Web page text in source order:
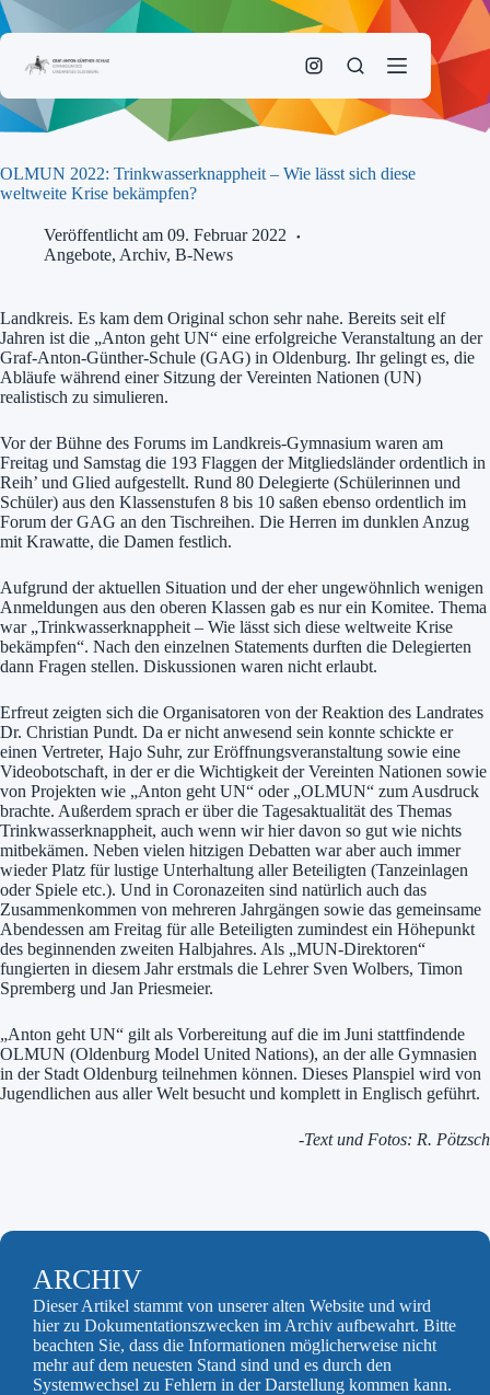
Zum
Inhalt
OLMUN 2022: Trinkwasserknappheit – Wie lässt sich diese
weltweite Krise bekämpfen?
Veröffentlicht am 09. Februar 2022
Angebote, Archiv, B-News
Landkreis. Es kam dem Original schon sehr nahe. Bereits seit elf
Jahren ist die „Anton geht UN“ eine erfolgreiche Veranstaltung an der
Graf-Anton-Günther-Schule (GAG) in Oldenburg. Ihr gelingt es, die
Abläufe während einer Sitzung der Vereinten Nationen (UN)
realistisch zu simulieren.
Vor der Bühne des Forums im Landkreis-Gymnasium waren am
Freitag und Samstag die 193 Flaggen der Mitgliedsländer ordentlich in
Reih’ und Glied aufgestellt. Rund 80 Delegierte (Schülerinnen und
Schüler) aus den Klassenstufen 8 bis 10 saßen ebenso ordentlich im
Forum der GAG an den Tischreihen. Die Herren im dunklen Anzug
mit Krawatte, die Damen festlich.
Aufgrund der aktuellen Situation und der eher ungewöhnlich wenigen
Anmeldungen aus den oberen Klassen gab es nur ein Komitee. Thema
war „Trinkwasserknappheit – Wie lässt sich diese weltweite Krise
bekämpfen“. Nach den einzelnen Statements durften die Delegierten
dann Fragen stellen. Diskussionen waren nicht erlaubt.
Erfreut zeigten sich die Organisatoren von der Reaktion des Landrates
Dr. Christian Pundt. Da er nicht anwesend sein konnte schickte er
einen Vertreter, Hajo Suhr, zur Eröffnungsveranstaltung sowie eine
Videobotschaft, in der er die Wichtigkeit der Vereinten Nationen sowie
von Projekten wie „Anton geht UN“ oder „OLMUN“ zum Ausdruck
brachte. Außerdem sprach er über die Tagesaktualität des Themas
Trinkwasserknappheit, auch wenn wir hier davon so gut wie nichts
mitbekämen. Neben vielen hitzigen Debatten war aber auch immer
wieder Platz für lustige Unterhaltung aller Beteiligten (Tanzeinlagen
oder Spiele etc.). Und in Coronazeiten sind natürlich auch das
Zusammenkommen von mehreren Jahrgängen sowie das gemeinsame
Abendessen am Freitag für alle Beteiligten zumindest ein Höhepunkt
des beginnenden zweiten Halbjahres. Als „MUN-Direktoren“
fungierten in diesem Jahr erstmals die Lehrer Sven Wolbers, Timon
Spremberg und Jan Priesmeier.
„Anton geht UN“ gilt als Vorbereitung auf die im Juni stattfindende
OLMUN (Oldenburg Model United Nations), an der alle Gymnasien
in der Stadt Oldenburg teilnehmen können. Dieses Planspiel wird von
Jugendlichen aus aller Welt besucht und komplett in Englisch geführt.
-Text und Fotos: R. Pötzsch
ARCHIV
Dieser Artikel stammt von unserer alten Website und wird
hier zu Dokumentationszwecken im Archiv aufbewahrt. Bitte
beachten Sie, dass die Informationen möglicherweise nicht
mehr auf dem neuesten Stand sind und es durch den
Systemwechsel zu Fehlern in der Darstellung kommen kann.